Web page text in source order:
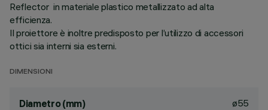
Reflector in materiale plastico metallizzato ad alta
efficienza.
Il proiettore è inoltre predisposto per l’utilizzo di accessori
ottici sia interni sia esterni.
DIMENSIONI
Diametro (mm) ø55